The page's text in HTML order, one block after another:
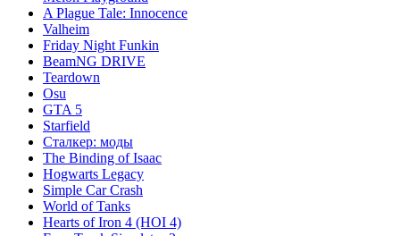
A Plague Tale: Innocence
Valheim
Friday Night Funkin
BeamNG DRIVE
Teardown
Osu
GTA 5
Starfield
Сталкер: моды
The Binding of Isaac
Hogwarts Legacy
Simple Car Crash
World of Tanks
Hearts of Iron 4 (HOI 4)